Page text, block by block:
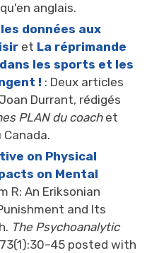
anglais.
données aux
et La réprimande
les sports et les
! : Deux articles
Durrant, rédigés
PLAN du coach et
on Physical
on Mental
R: An Eriksonian
and Its
The Psychoanalytic
posted with